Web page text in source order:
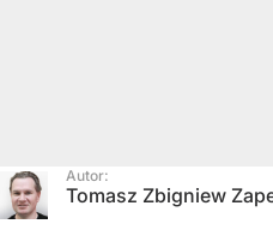
Autor:
Tomasz Zbigniew